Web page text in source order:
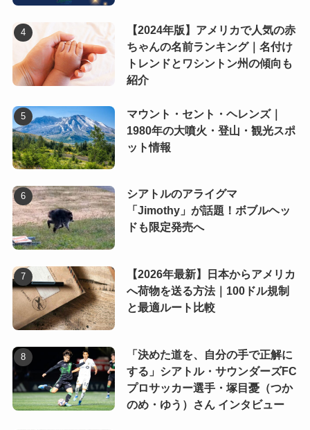
【2024年版】アメリカで人気の赤
ちゃんの名前ランキング｜名付け
トレンドとワシントン州の傾向も
紹介
マウント・セント・ヘレンズ｜
1980年の大噴火・登山・観光スポ
ット情報
シアトルのアライグマ
「Jimothy」が話題！ボブルヘッ
ドも限定発売へ
【2026年最新】日本からアメリカ
へ荷物を送る方法｜100ドル規制
と最適ルート比較
「決めた道を、自分の手で正解に
する」シアトル・サウンダーズFC
プロサッカー選手・塚目憂（つか
のめ・ゆう）さん インタビュー